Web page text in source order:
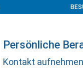
Persönliche
Kontakt aufnehmen